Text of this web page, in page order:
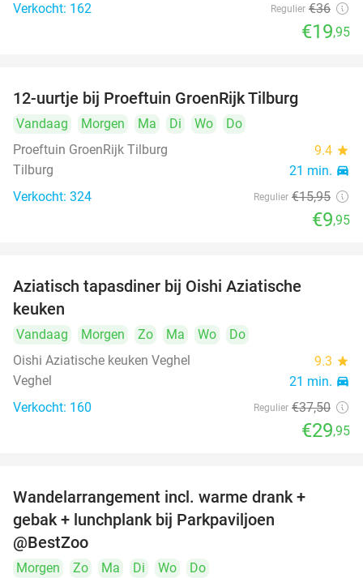
Verkocht: 162 Regulier €36
€19,95
12-uurtje bij Proeftuin GroenRijk Tilburg
Vandaag Morgen Ma Di Wo
Do
Proeftuin GroenRijk Tilburg
9.4 star
Tilburg 21 min. directions_car
Verkocht: 324 Regulier €15,95
€9,95
Aziatisch tapasdiner bij Oishi Aziatische
keuken
Vandaag Morgen Zo Ma Wo
Do
Oishi Aziatische keuken Veghel
9.3 star
Veghel 21 min. directions_car
Verkocht: 160 Regulier €37,50
€29,95
Wandelarrangement incl. warme drank +
gebak + lunchplank bij Parkpaviljoen
@BestZoo
Morgen Zo Ma Di Wo
Do